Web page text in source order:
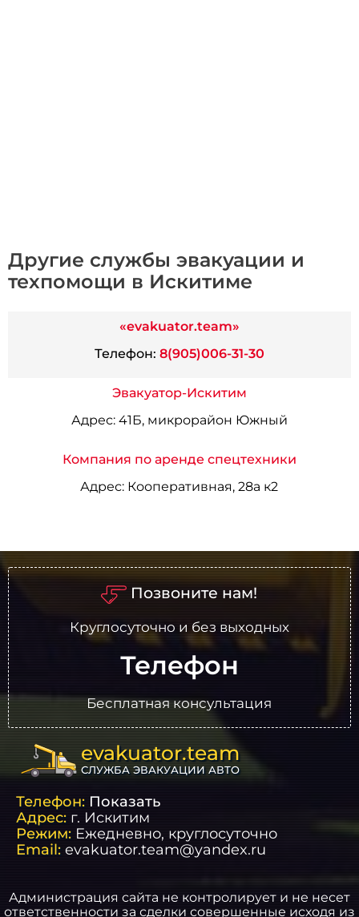
Другие службы эвакуации и
техпомощи в Искитиме
«evakuator.team»
Телефон: 8(905)006-31-30
Эвакуатор-Искитим
Адрес:41Б, микрорайон Южный
Компания по аренде спецтехники
Адрес: Кооперативная, 28а к2
Позвоните нам!
Круглосуточно и без выходных
Телефон
Бесплатная консультация
evakuator.team
СЛУЖБА ЭВАКУАЦИИ АВТО
Телефон: Показать
Адрес: г. Искитим
Режим: Ежедневно, круглосуточно
Email: evakuator.team@yandex.ru
Администрация сайта не контролирует и не несет
ответственности за сделки совершенные исходя из